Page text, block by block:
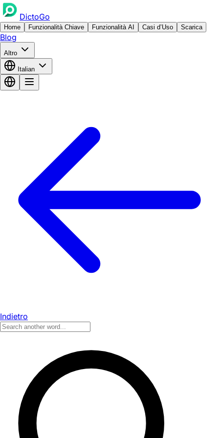
DictoGo
Home Funzionalità Chiave Funzionalità AI Casi d’Uso Scarica
Blog
Altro
Italian
Indietro